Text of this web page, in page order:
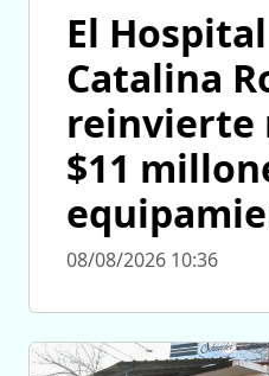
El
Catalina
reinvierte
$11
08/08/2026 10:36